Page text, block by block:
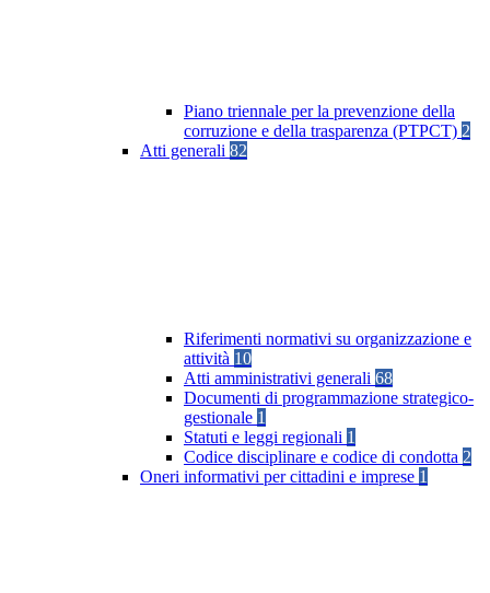
Piano triennale per la prevenzione della
corruzione e della trasparenza (PTPCT) 2
Atti generali 82
Riferimenti normativi su organizzazione e
attività 10
Atti amministrativi generali 68
Documenti di programmazione strategico-
gestionale 1
Statuti e leggi regionali 1
Codice disciplinare e codice di condotta 2
Oneri informativi per cittadini e imprese 1